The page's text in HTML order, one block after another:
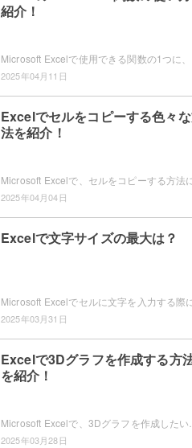
紹介！
2025年04月11日
Excelでセルをコピーする色々
法を紹介！
2025年04月04日
Excelで文字サイズの最大は？
2025年03月31日
Excelで3Dグラフを作成する方
を紹介！
2025年03月28日